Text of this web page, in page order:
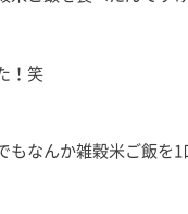
！笑
もなんか雑穀米ご飯を1